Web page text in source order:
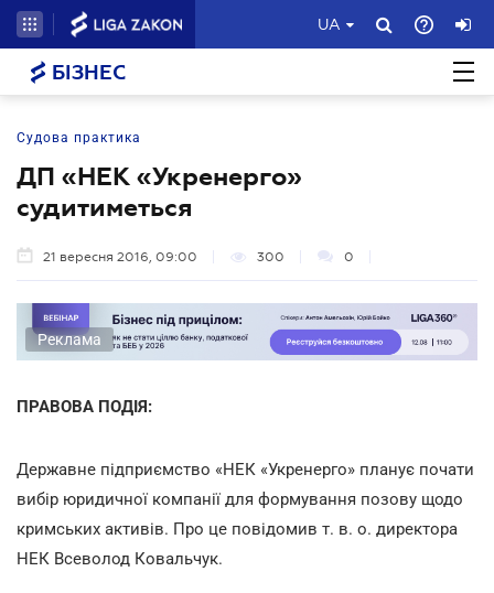
UA
БІЗНЕС
Судова практика
ДП «НЕК «Укренерго»
судитиметься
21 вересня 2016, 09:00 300 0
Реклама
ПРАВОВА ПОДІЯ:
Державне підприємство «НЕК «Укренерго» планує почати
вибір юридичної компанії для формування позову щодо
кримських активів. Про це повідомив т. в. о. директора
НЕК Всеволод Ковальчук.